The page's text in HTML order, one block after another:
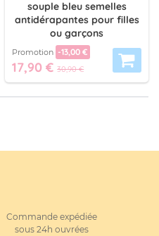
souple bleu semelles
antidérapantes pour filles
ou garçons
Promotion -13,00 €
17,90 €30,90 €
Commande expédiée
sous 24h ouvrées